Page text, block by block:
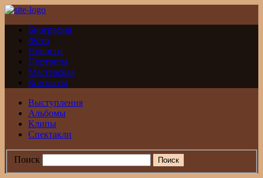
Биография
Фото
Новости
Портреты
Мастерская
Контакты
Выступления
Альбомы
Клипы
Спектакли
Поиск